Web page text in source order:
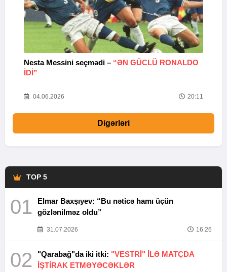
Nesta Messini seçmədi – “ƏN GÜCLÜ RONALDO
IDI”
04.06.2026 20:11
Digərləri
TOP 5
01
Elmar Baxşıyev: “Bu nəticə hamı üçün
gözlənilməz oldu”
31.07.2026 16:26
02 "Qarabağ"da iki itki: "VESTRİ" İLƏ MATÇDA
İŞTİRAK ETMƏYƏCƏKLƏR